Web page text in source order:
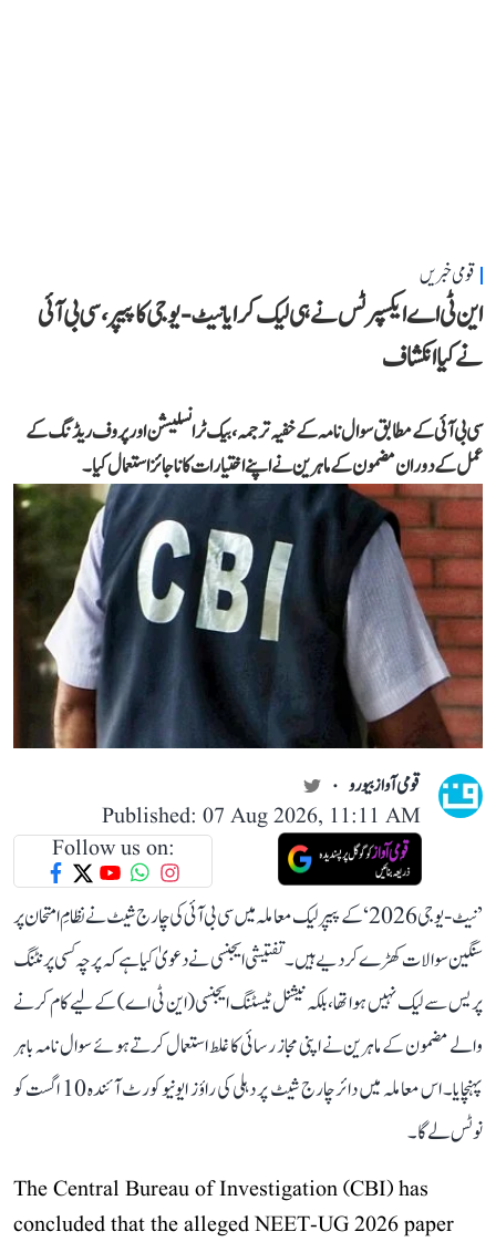
قومی خبریں
این ٹی اے ایکسپرٹس نے ہی لیک کرایا نیٹ-یوجی کا پیپر، سی بی آئی
نے کیا انکشاف
سی بی آئی کے مطابق سوال نامہ کے خفیہ ترجمہ، بیک ٹرانسلیشن اور پروف ریڈنگ کے
عمل کے دوران مضمون کے ماہرین نے اپنے اختیارات کا ناجائز استعمال کیا۔
قومی آواز بیورو
Published: 07 Aug 2026, 11:11 AM
Follow us on:
’نیٹ-یو جی 2026‘ کے پیپر لیک معاملہ میں سی بی آئی کی چارج شیٹ نے نظامِ امتحان پر
سنگین سوالات کھڑے کر دیے ہیں۔ تفتیشی ایجنسی نے دعویٰ کیا ہے کہ پرچہ کسی پرنٹنگ
پریس سے لیک نہیں ہوا تھا، بلکہ نیشنل ٹیسٹنگ ایجنسی (این ٹی اے) کے لیے کام کرنے
والے مضمون کے ماہرین نے اپنی مجاز رسائی کا غلط استعمال کرتے ہوئے سوال نامہ باہر
پہنچایا۔ اس معاملہ میں دائر چارج شیٹ پر دہلی کی راؤز ایونیو کورٹ آئندہ 10 اگست کو
نوٹس لے گا۔
The Central Bureau of Investigation (CBI) has
concluded that the alleged NEET-UG 2026 paper